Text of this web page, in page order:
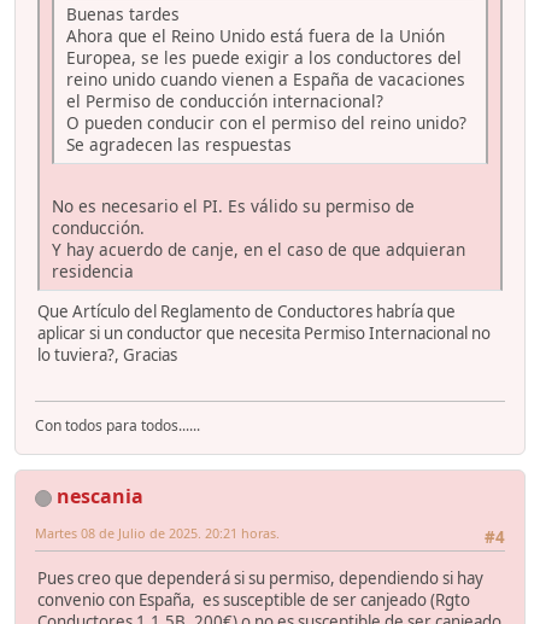
Buenas tardes
Ahora que el Reino Unido está fuera de la Unión
Europea, se les puede exigir a los conductores del
reino unido cuando vienen a España de vacaciones
el Permiso de conducción internacional?
O pueden conducir con el permiso del reino unido?
Se agradecen las respuestas
No es necesario el PI. Es válido su permiso de
conducción.
Y hay acuerdo de canje, en el caso de que adquieran
residencia
Que Artículo del Reglamento de Conductores habría que
aplicar si un conductor que necesita Permiso Internacional no
lo tuviera?, Gracias
Con todos para todos......
nescania
#4
Martes 08 de Julio de 2025. 20:21 horas.
Pues creo que dependerá si su permiso, dependiendo si hay
convenio con España, es susceptible de ser canjeado (Rgto